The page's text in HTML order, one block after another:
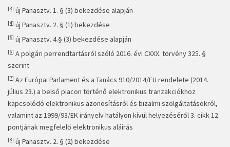
[3] új Panasztv. 1. § (3) bekezdése alapján
[4] új Panasztv. 2. § (1) bekezdése
[5] új Panasztv. 4.§ (3) bekezdése alapján
[6] A polgári perrendtartásról szóló 2016. évi CXXX. törvény 325. §
szerint
[7] Az Európai Parlament és a Tanács 910/2014/EU rendelete (2014.
július 23.) a belső piacon történő elektronikus tranzakciókhoz
kapcsolódó elektronikus azonosításról és bizalmi szolgáltatásokról,
valamint az 1999/93/EK irányelv hatályon kívül helyezéséről 3. cikk 12.
pontjának megfelelő elektronikus aláírás
[8] új Panasztv. 2. § (2) bekezdése